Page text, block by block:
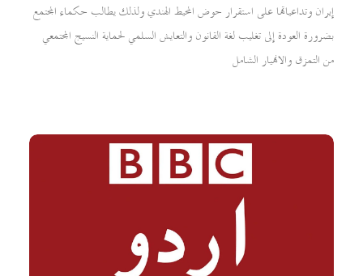
إيران وتداعياتها على استقرار حوض المحيط الهندي ولذلك يطالب حكماء المجتمع
بضرورة العودة إلى تغليب لغة القانون والتعايش السلمي لحماية النسيج المجتمعي
من التمزق والانهيار الشامل